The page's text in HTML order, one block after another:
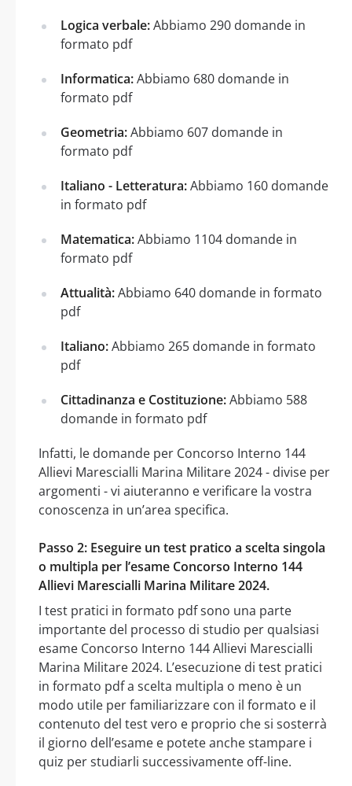
Logica verbale:Abbiamo 290 domande in
formato pdf
Informatica:Abbiamo 680 domande in
formato pdf
Geometria:Abbiamo 607 domande in
formato pdf
Italiano - Letteratura:Abbiamo 160 domande
in formato pdf
Matematica:Abbiamo 1104 domande in
formato pdf
Attualità:Abbiamo 640 domande in formato
pdf
Italiano:Abbiamo 265 domande in formato
pdf
Cittadinanza e Costituzione:Abbiamo 588
domande in formato pdf
Infatti, le domande per Concorso Interno 144
Allievi Marescialli Marina Militare 2024 - divise per
argomenti - vi aiuteranno e verificare la vostra
conoscenza in un’area specifica.
Passo 2: Eseguire un test pratico a scelta singola
o multipla per l’esame Concorso Interno 144
Allievi Marescialli Marina Militare 2024.
I test pratici in formato pdf sono una parte
importante del processo di studio per qualsiasi
esame Concorso Interno 144 Allievi Marescialli
Marina Militare 2024. L’esecuzione di test pratici
in formato pdf a scelta multipla o meno è un
modo utile per familiarizzare con il formato e il
contenuto del test vero e proprio che si sosterrà
il giorno dell’esame e potete anche stampare i
quiz per studiarli successivamente off-line.